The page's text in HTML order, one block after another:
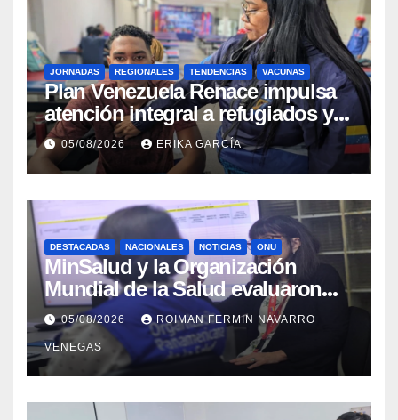
JORNADAS REGIONALES TENDENCIAS VACUNAS
​Plan Venezuela Renace impulsa
atención integral a refugiados y
evaluación de vacunación en
Aragua
05/08/2026 ERIKA GARCÍA
DESTACADAS NACIONALES NOTICIAS ONU
MinSalud y la Organización
Mundial de la Salud evaluaron
propuesta técnica integral en
materia de agua saneamiento e
higiene ante contingencia
sísmica
05/08/2026 ROIMAN FERMIN NAVARRO
VENEGAS